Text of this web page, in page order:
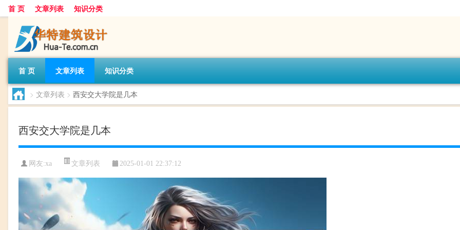
首 页 文章列表 知识分类
首 页 文章列表 知识分类
> 文章列表 > 西安交大学院是几本
西安交大学院是几本
网友:xa 文章列表 2025-01-01 22:37:12